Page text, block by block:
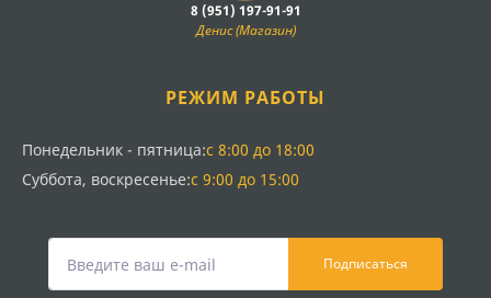
8 (951) 197-91-91
Денис (Магазин)
РЕЖИМ РАБОТЫ
Понедельник - пятница:с 8:00 до 18:00
Суббота, воскресенье:с 9:00 до 15:00
Подписаться